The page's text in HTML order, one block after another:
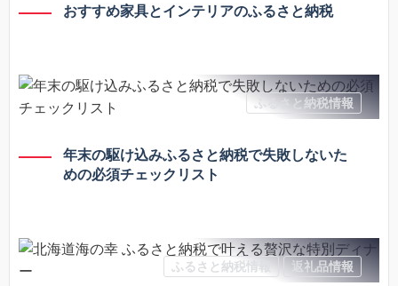
おすすめ家具とインテリアのふるさと納税
ふるさと納税情報
年末の駆け込みふるさと納税で失敗しないた
めの必須チェックリスト
ふるさと納税情報 返礼品情報